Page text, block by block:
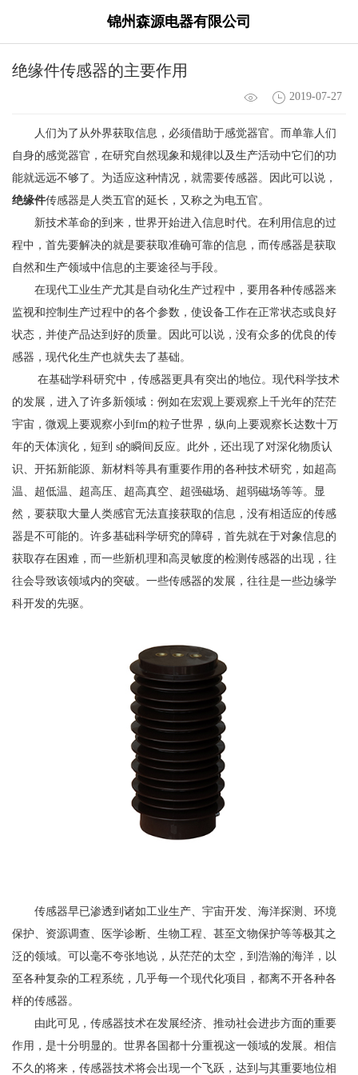
锦州森源电器有限公司
绝缘件传感器的主要作用
2019-07-27
人们为了从外界获取信息，必须借助于感觉器官。而单靠人们
自身的感觉器官，在研究自然现象和规律以及生产活动中它们的功
能就远远不够了。为适应这种情况，就需要传感器。因此可以说，
绝缘件传感器是人类五官的延长，又称之为电五官。
新技术革命的到来，世界开始进入信息时代。在利用信息的过
程中，首先要解决的就是要获取准确可靠的信息，而传感器是获取
自然和生产领域中信息的主要途径与手段。
在现代工业生产尤其是自动化生产过程中，要用各种传感器来
监视和控制生产过程中的各个参数，使设备工作在正常状态或良好
状态，并使产品达到好的质量。因此可以说，没有众多的优良的传
感器，现代化生产也就失去了基础。
在基础学科研究中，传感器更具有突出的地位。现代科学技术
的发展，进入了许多新领域：例如在宏观上要观察上千光年的茫茫
宇宙，微观上要观察小到fm的粒子世界，纵向上要观察长达数十万
年的天体演化，短到 s的瞬间反应。此外，还出现了对深化物质认
识、开拓新能源、新材料等具有重要作用的各种技术研究，如超高
温、超低温、超高压、超高真空、超强磁场、超弱磁场等等。显
然，要获取大量人类感官无法直接获取的信息，没有相适应的传感
器是不可能的。许多基础科学研究的障碍，首先就在于对象信息的
获取存在困难，而一些新机理和高灵敏度的检测传感器的出现，往
往会导致该领域内的突破。一些传感器的发展，往往是一些边缘学
科开发的先驱。
传感器早已渗透到诸如工业生产、宇宙开发、海洋探测、环境
保护、资源调查、医学诊断、生物工程、甚至文物保护等等极其之
泛的领域。可以毫不夸张地说，从茫茫的太空，到浩瀚的海洋，以
至各种复杂的工程系统，几乎每一个现代化项目，都离不开各种各
样的传感器。
由此可见，传感器技术在发展经济、推动社会进步方面的重要
作用，是十分明显的。世界各国都十分重视这一领域的发展。相信
不久的将来，传感器技术将会出现一个飞跃，达到与其重要地位相